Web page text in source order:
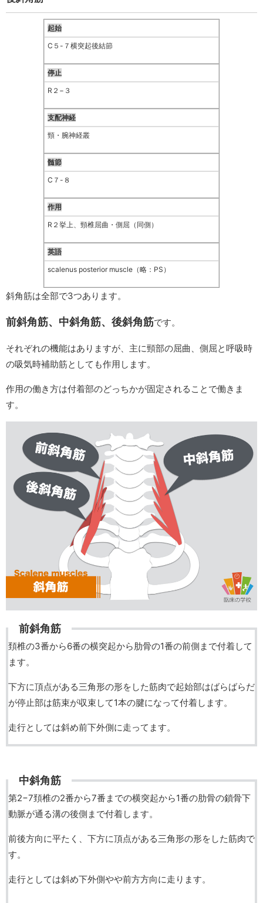
起始
C５-７横突起後結節
停止
R２−３
支配神経
頸・腕神経叢
髄節
C７-８
作用
R２挙上、頸椎屈曲・側屈（同側）
英語
scalenus posterior muscle（略：PS）
斜角筋は全部で3つあります。
前斜角筋、中斜角筋、後斜角筋です。
それぞれの機能はありますが、主に頸部の屈曲、側屈と呼吸時
の吸気時補助筋としても作用します。
作用の働き方は付着部のどっちかが固定されることで働きま
す。
前斜角筋
頚椎の3番から6番の横突起から肋骨の1番の前側まで付着して
ます。
下方に頂点がある三角形の形をした筋肉で起始部はばらばらだ
が停止部は筋束が収束して1本の腱になって付着します。
走行としては斜め前下外側に走ってます。
中斜角筋
第2−7頚椎の2番から7番までの横突起から1番の肋骨の鎖骨下
動脈が通る溝の後側まで付着します。
前後方向に平たく、下方に頂点がある三角形の形をした筋肉で
す。
走行としては斜め下外側やや前方方向に走ります。